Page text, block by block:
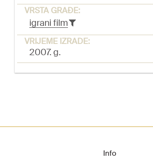
VRSTA GRAĐE:
igrani film
VRIJEME IZRADE:
2007. g.
Info